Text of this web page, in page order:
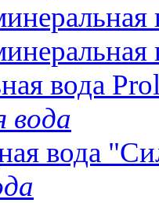
вода
вода
вода